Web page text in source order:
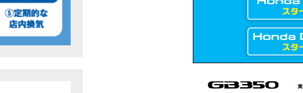
ちさせる洗車を教えてもらった【プロの裏ワザ】
Twinは女性ライダーでも快適か？四国ツーリング【X-ADVオーナー目線】
ているバイクに試乗したんだけどなめてました・・【Rebel 1100 S Edition Dual